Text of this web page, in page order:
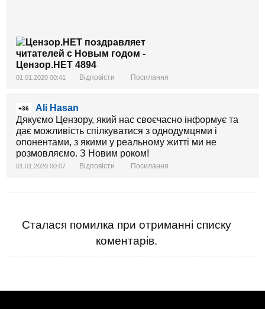
01.01.2020 00:41 Відповісти Посилання
+36
Ali Hasan
Дякуємо Цензору, який нас своєчасно інформує та
дає можливість спілкуватися з однодумцями і
опонентами, з якими у реальному житті ми не
розмовляємо. З Новим роком!
01.01.2020 00:07 Відповісти Посилання
Сталася помилка при отриманні списку
коментарів.